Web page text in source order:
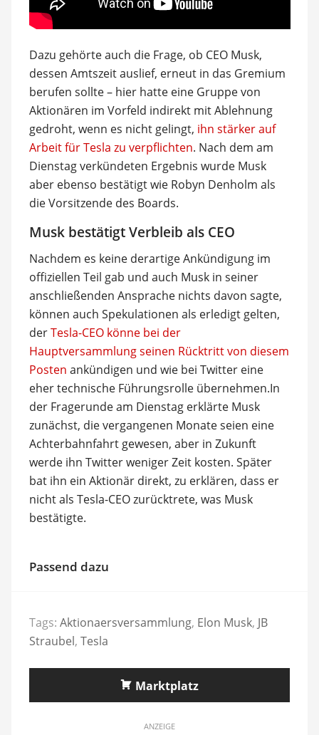
Dazu gehörte auch die Frage, ob CEO Musk,
dessen Amtszeit auslief, erneut in das Gremium
berufen sollte – hier hatte eine Gruppe von
Aktionären im Vorfeld indirekt mit Ablehnung
gedroht, wenn es nicht gelingt, ihn stärker auf
Arbeit für Tesla zu verpflichten. Nach dem am
Dienstag verkündeten Ergebnis wurde Musk
aber ebenso bestätigt wie Robyn Denholm als
die Vorsitzende des Boards.
Musk bestätigt Verbleib als CEO
Nachdem es keine derartige Ankündigung im
offiziellen Teil gab und auch Musk in seiner
anschließenden Ansprache nichts davon sagte,
können auch Spekulationen als erledigt gelten,
derTesla-CEO könne bei der
Hauptversammlung seinen Rücktritt von diesem
Posten ankündigen und wie bei Twitter eine
eher technische Führungsrolle übernehmen.In
der Fragerunde am Dienstag erklärte Musk
zunächst, die vergangenen Monate seien eine
Achterbahnfahrt gewesen, aber in Zukunft
werde ihn Twitter weniger Zeit kosten. Später
bat ihn ein Aktionär direkt, zu erklären, dass er
nicht als Tesla-CEO zurücktrete, was Musk
bestätigte.
Passend dazu
Tags: Aktionaersversammlung, Elon Musk, JB
Straubel, Tesla
Marktplatz
ANZEIGE